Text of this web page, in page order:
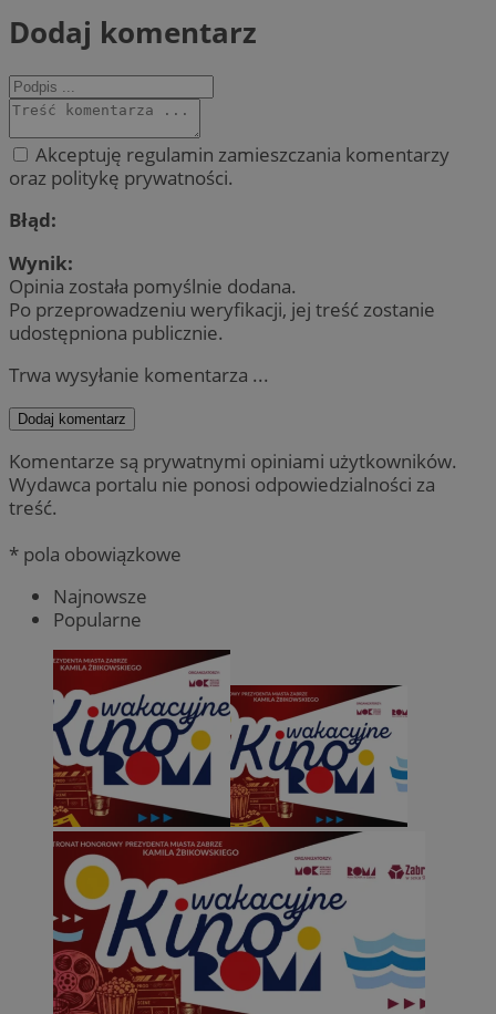
Dodaj komentarz
Akceptuję regulamin zamieszczania komentarzy
oraz politykę prywatności.
Błąd:
Wynik:
Opinia została pomyślnie dodana.
Po przeprowadzeniu weryfikacji, jej treść zostanie
udostępniona publicznie.
Trwa wysyłanie komentarza ...
Dodaj komentarz
Komentarze są prywatnymi opiniami użytkowników.
Wydawca portalu nie ponosi odpowiedzialności za
treść.
* pola obowiązkowe
Najnowsze
Popularne